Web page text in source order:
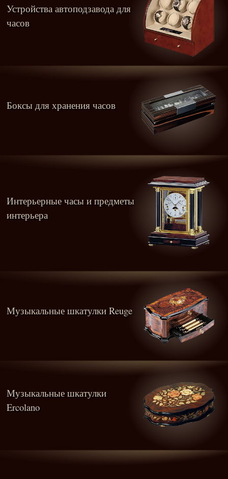
Устройства автоподзавода для
часов
Боксы для хранения часов
Интерьерные часы и предметы
интерьера
Музыкальные шкатулки Reuge
Музыкальные шкатулки
Ercolano